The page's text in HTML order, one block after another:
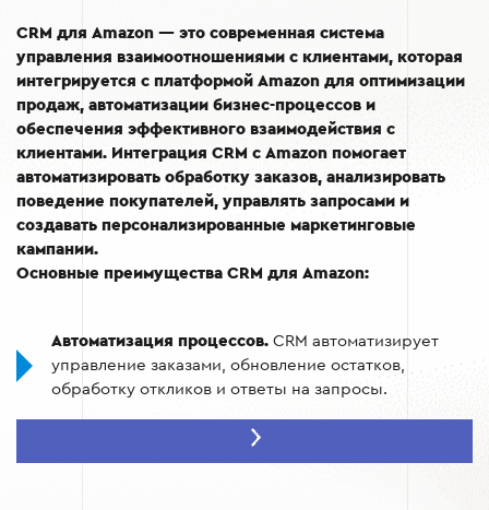
CRM для Amazon — это современная система
управления взаимоотношениями с клиентами, которая
интегрируется с платформой Amazon для оптимизации
продаж, автоматизации бизнес-процессов и
обеспечения эффективного взаимодействия с
клиентами. Интеграция CRM с Amazon помогает
автоматизировать обработку заказов, анализировать
поведение покупателей, управлять запросами и
создавать персонализированные маркетинговые
кампании.
Основные преимущества CRM для Amazon:
Автоматизация процессов. CRM автоматизирует
управление заказами, обновление остатков,
обработку откликов и ответы на запросы.
Вся информация о